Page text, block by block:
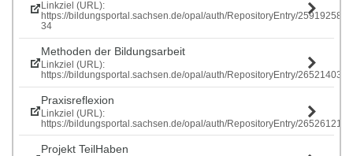
Linkziel (URL):
https://bildungsportal.sachsen.de/opal/auth/RepositoryEntry/
34
Methoden der Bildungsarbeit
Linkziel (URL):
https://bildungsportal.sachsen.de/opal/auth/RepositoryEntry/
Praxisreflexion
Linkziel (URL):
https://bildungsportal.sachsen.de/opal/auth/RepositoryEntry/
Projekt TeilHaben